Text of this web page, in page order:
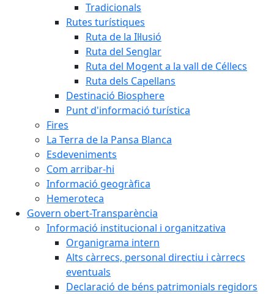
Tradicionals
Rutes turístiques
Ruta de la Il·lusió
Ruta del Senglar
Ruta del Mogent a la vall de Céllecs
Ruta dels Capellans
Destinació Biosphere
Punt d'informació turística
Fires
La Terra de la Pansa Blanca
Esdeveniments
Com arribar-hi
Informació geogràfica
Hemeroteca
Govern obert-Transparència
Informació institucional i organitzativa
Organigrama intern
Alts càrrecs, personal directiu i càrrecs
eventuals
Declaració de béns patrimonials regidors